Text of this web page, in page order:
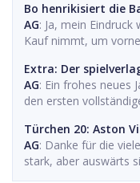
Bo henrikisiert die
AG: Ja, mein
Kauf nimmt, um
Extra: Der
AG: Ein frohes neues
den ersten
Türchen 20: Aston
AG: Danke für die
stark, aber auswärts